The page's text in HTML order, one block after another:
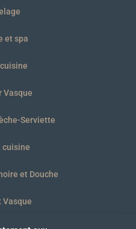
et spa
Vasque
Serviette
cuisine
et Douche
Vasque